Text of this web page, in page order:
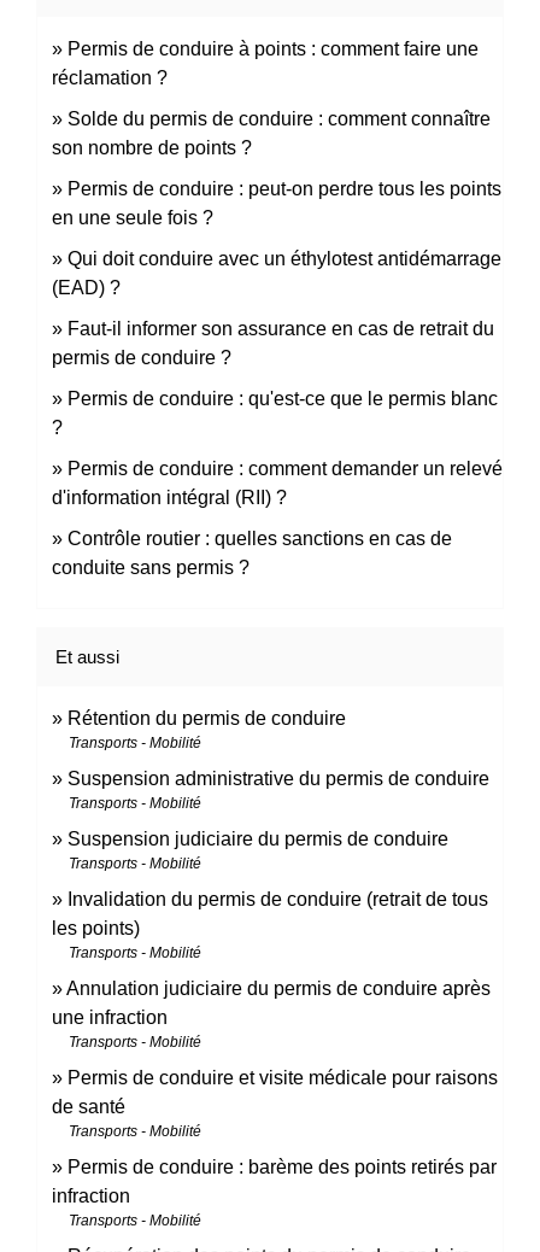
Permis de conduire à points : comment faire une
réclamation ?
Solde du permis de conduire : comment connaître
son nombre de points ?
Permis de conduire : peut-on perdre tous les points
en une seule fois ?
Qui doit conduire avec un éthylotest antidémarrage
(EAD) ?
Faut-il informer son assurance en cas de retrait du
permis de conduire ?
Permis de conduire : qu'est-ce que le permis blanc
?
Permis de conduire : comment demander un relevé
d'information intégral (RII) ?
Contrôle routier : quelles sanctions en cas de
conduite sans permis ?
Et aussi
Rétention du permis de conduire
Transports - Mobilité
Suspension administrative du permis de conduire
Transports - Mobilité
Suspension judiciaire du permis de conduire
Transports - Mobilité
Invalidation du permis de conduire (retrait de tous
les points)
Transports - Mobilité
Annulation judiciaire du permis de conduire après
une infraction
Transports - Mobilité
Permis de conduire et visite médicale pour raisons
de santé
Transports - Mobilité
Permis de conduire : barème des points retirés par
infraction
Transports - Mobilité